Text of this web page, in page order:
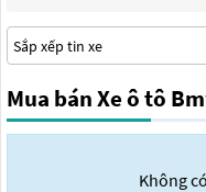
Mua bán Xe ô tô
Không